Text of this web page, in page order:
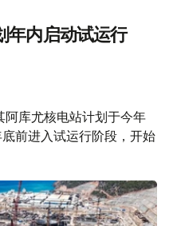
年内启动试运行
阿库尤核电站计划于今年
前进入试运行阶段，开始